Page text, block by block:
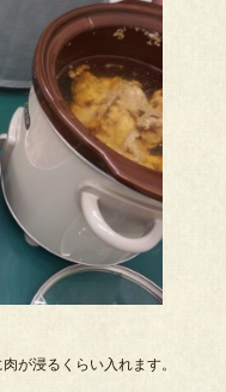
が浸るくらい入れます。